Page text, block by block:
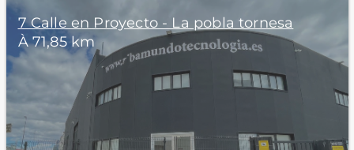
7 Calle en Proyecto - La pobla tornesa
À 71,85 km